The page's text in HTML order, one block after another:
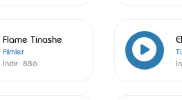
Flame Tinashe
Filmler
İndir: 886